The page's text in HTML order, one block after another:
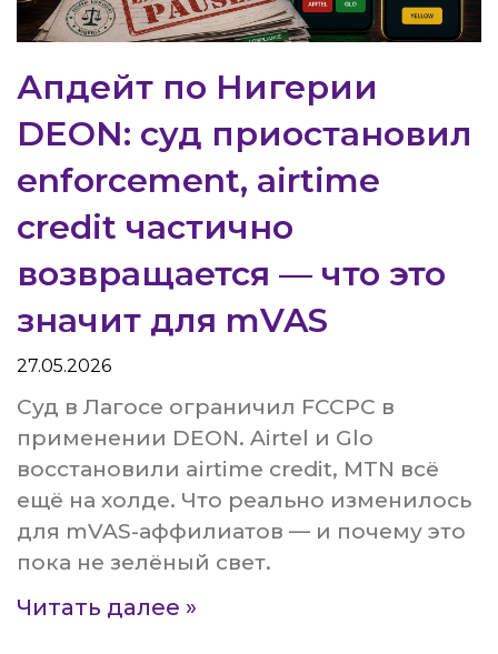
Апдейт по Нигерии
DEON: суд приостановил
enforcement, airtime
credit частично
возвращается — что это
значит для mVAS
27.05.2026
Суд в Лагосе ограничил FCCPC в
применении DEON. Airtel и Glo
восстановили airtime credit, MTN всё
ещё на холде. Что реально изменилось
для mVAS-аффилиатов — и почему это
пока не зелёный свет.
Читать далее »